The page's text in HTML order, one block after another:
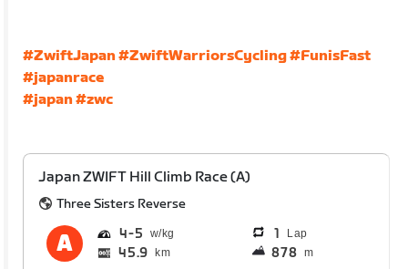
#ZwiftJapan#ZwiftWarriorsCycling#FunisFast
#japanrace
#japan#zwc
Japan ZWIFT Hill Climb Race (A)
Three Sisters Reverse
4 5 1 Lap
45.9 km 878 m